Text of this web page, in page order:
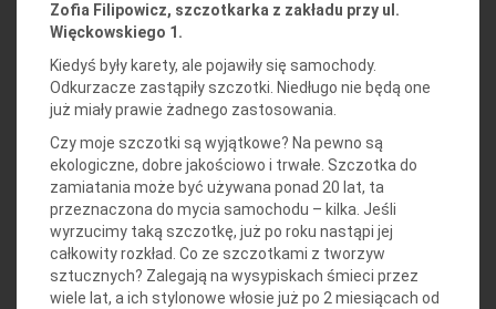
Zofia Filipowicz, szczotkarka z zakładu przy ul.
Więckowskiego 1.
Kiedyś były karety, ale pojawiły się samochody.
Odkurzacze zastąpiły szczotki. Niedługo nie będą one
już miały prawie żadnego zastosowania.
Czy moje szczotki są wyjątkowe? Na pewno są
ekologiczne, dobre jakościowo i trwałe. Szczotka do
zamiatania może być używana ponad 20 lat, ta
przeznaczona do mycia samochodu – kilka. Jeśli
wyrzucimy taką szczotkę, już po roku nastąpi jej
całkowity rozkład. Co ze szczotkami z tworzyw
sztucznych? Zalegają na wysypiskach śmieci przez
wiele lat, a ich stylonowe włosie już po 2 miesiącach od